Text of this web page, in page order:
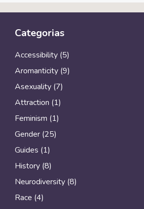
Categorias
Accessibility (5)
Aromanticity (9)
Asexuality (7)
Attraction (1)
Feminism (1)
Gender (25)
Guides (1)
History (8)
Neurodiversity (8)
Race (4)